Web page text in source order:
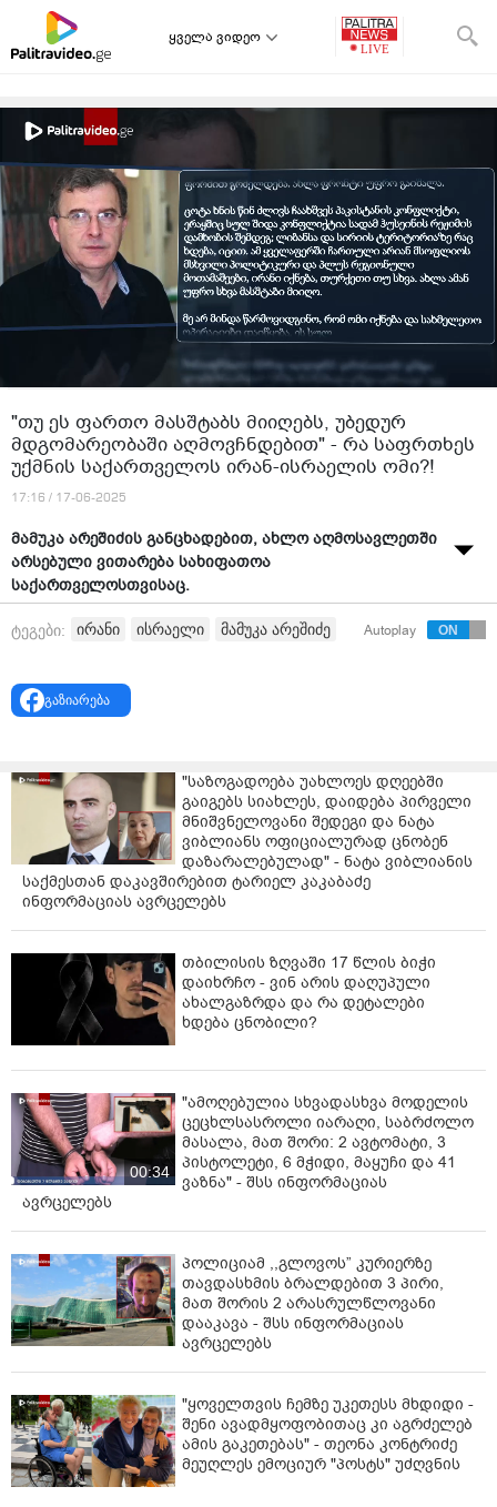
ყველა ვიდეო
"თუ ეს ფართო მასშტაბს მიიღებს, უბედურ
მდგომარეობაში აღმოვჩნდებით" - რა საფრთხეს
უქმნის საქართველოს ირან-ისრაელის ომი?!
17:16 / 17-06-2025
მამუკა არეშიძის განცხადებით, ახლო აღმოსავლეთში
არსებული ვითარება სახიფათოა
საქართველოსთვისაც.
ამის შესახებ ექსპერტმა"კვირის პალიტრასთან"
"ახლო აღმოსავლეთში არსებული ვითარება
სახიფათოა საქართველოსთვისაც. დღეს პრინციპში,
წლებიდან და მას შემდეგ სხვადასხვა ფორმით
გრძელდება. ახლა ფრონტი უფრო გაიშალა.
ცოტა ხნის წინ ძლივს ჩაახშვეს პაკისტანის
კონფლიქტი, ერაყშიც სულ შიდა კონფლიქტია სადამ
ჰუსეინის რეჟიმის დამხობის შემდეგ; ლიბანსა და
პოლიტიკური და პლუს რეგიონული მოთამაშეები,
ირანი იქნება, თურქეთი თუ სხვა. ახლა ამან უფრო
სხვა მასშტაბი მიიღო.
მე არ მინდა წარმოვიდგინო, რომ ომი იქნება და
სახმელეთო ოპერაციები დაიწყება. ეს სულ დაანგრევს
ისედაც მყიფე მდგომარეობას რეგიონში და რაც
ყველაზე მნიშვნელოვანია, უცებ დაეტყობა ჩვენს
რეგიონს. 200 კილომეტრია აქედან ირანამდე.
მაგალითად, ჩვენი უახლოესი რეგიონი, ირანის
აზერბაიჯანს რომ ვეძახით, ის ქალაქი დაიბომბა,
იმიტომ, რომ იქაც განლაგებულია ბირთული
ობიექტები. ბუშერის სადგურს რომ არ დაარტყეს,
მიკვირს. შეიძლება ვცდები, მაგრამ არ არის
გამორიცხული, იმიტომ, რომ ბუშერის ატომური
სადგურის მშენებლობასა და მართვაში რუსეთი
მონაწილეობს. როგორც წესი, ახლო აღმოსავლეთში
მიმდინარე სამხედრო მოქმედებას აუცილებლად
მოსდევს დევნილების უზარმაზარი ნაკადი.
დევნილებისთვის ყველაზე ახლო და კომფორტული
ტერიტორია სამხრეთი კავკასიაა. საქართველოში
ისედაც უამრავი მიგრანტია და ახლა მათი რიცხვი
გაასმაგდება. მიგრანტების ტალღას თავისი დიდი
ტეგები: ირანი ისრაელი მამუკა არეშიძე Autoplay
გაზიარება
"საზოგადოება უახლოეს დღეებში
გაიგებს სიახლეს, დაიდება პირველი
მნიშვნელოვანი შედეგი და ნატა
ვიბლიანს ოფიციალურად ცნობენ
დაზარალებულად" - ნატა ვიბლიანის
საქმესთან დაკავშირებით ტარიელ კაკაბაძე
ინფორმაციას ავრცელებს
თბილისის ზღვაში 17 წლის ბიჭი
დაიხრჩო - ვინ არის დაღუპული
ახალგაზრდა და რა დეტალები
ხდება ცნობილი?
00:34
"ამოღებულია სხვადასხვა მოდელის
ცეცხლსასროლი იარაღი, საბრძოლო
მასალა, მათ შორი: 2 ავტომატი, 3
პისტოლეტი, 6 მჭიდი, მაყუჩი და 41
ვაზნა" - შსს ინფორმაციას
ავრცელებს
პოლიციამ ,,გლოვოს” კურიერზე
თავდასხმის ბრალდებით 3 პირი,
მათ შორის 2 არასრულწლოვანი
დააკავა - შსს ინფორმაციას
ავრცელებს
"ყოველთვის ჩემზე უკეთესს მხდიდი -
შენი ავადმყოფობითაც კი აგრძელებ
ამის გაკეთებას" - თეონა კონტრიძე
მეუღლეს ემოციურ "პოსტს" უძღვნის